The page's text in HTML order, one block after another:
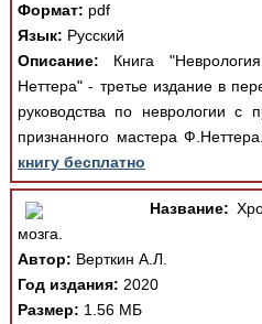
Формат: pdf
Язык: Русский
Описание: Книга
Неттера" - третье издание в
руководства по неврологии с
признанного мастера
книгу бесплатно
Название:
мозга.
Автор: Верткин А.Л.
Год издания: 2020
Размер: 1.56 МБ